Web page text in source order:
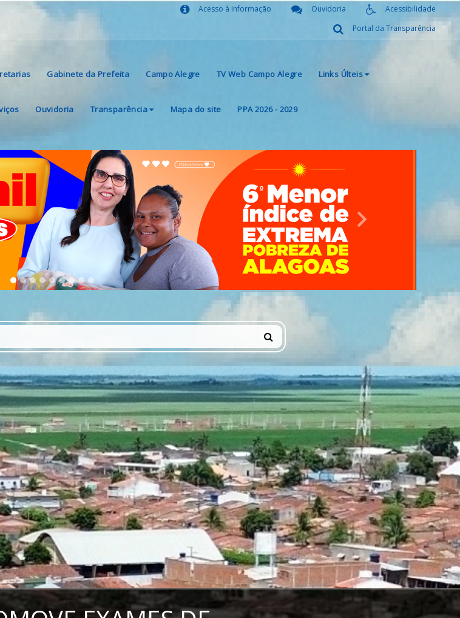
Acessibilidade
Ouvidoria
Acesso à Informação
Portal da Transparência
Gabinete da Prefeita Campo Alegre TV Web Campo Alegre Links Últeis
Ouvidoria Transparência Mapa do site PPA 2026 - 2029
Next